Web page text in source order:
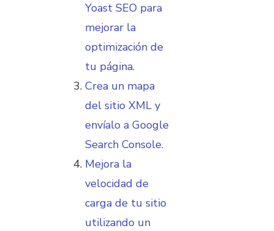
Yoast SEO para
mejorar la
optimización de
tu página.
Crea un mapa
del sitio XML y
envíalo a Google
Search Console.
Mejora la
velocidad de
carga de tu sitio
utilizando un